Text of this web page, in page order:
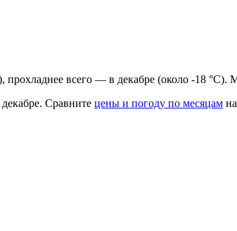
прохладнее всего — в декабре (около -18
Сравните цены и погоду по месяцам